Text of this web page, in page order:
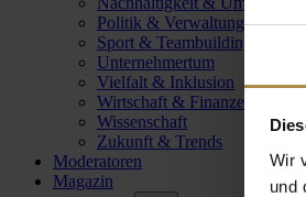
Wir
und
Politik & Verwaltung
Sport & Teambuilding
Unternehmertum
Vielfalt & Inklusion
Wirtschaft & Finanzen
Wissenschaft
Zukunft & Trends
Moderatoren
Magazin